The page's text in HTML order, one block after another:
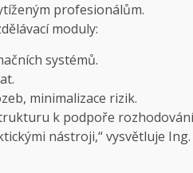
profesionálům.
moduly:
systémů.
minimalizace rizik.
k podpoře rozhodování
nástroji,“ vysvětluje Ing.